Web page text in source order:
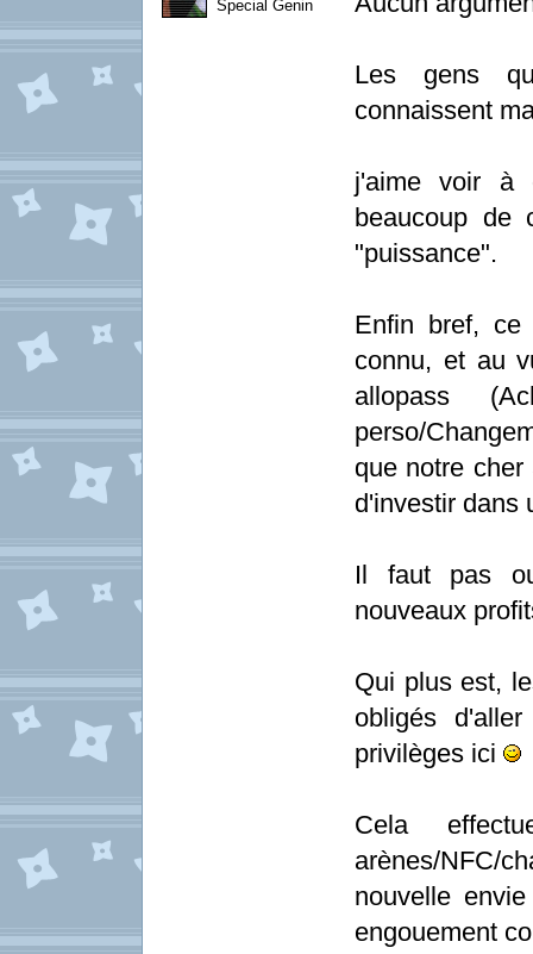
Special Genin
Les gens
connaissent
j'aime voir à
beaucoup de
"puissance".
Enfin bref, ce
connu, et au
allopass
perso/
que notre
d'investir dans
Il faut pas
nouveaux
Qui plus est,
obligés
privilèges ici
Cela
arènes/NFC/
nouvelle
engouement